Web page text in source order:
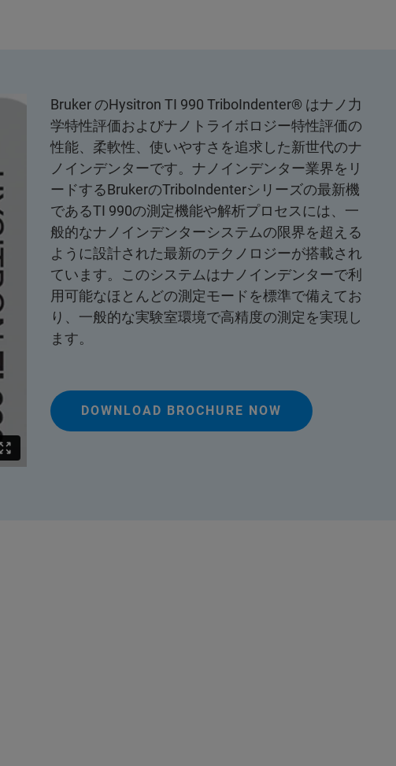
Bruker のHysitron TI 990 TriboIndenter® はナノ力
学特性評価およびナノトライボロジー特性評価の
性能、柔軟性、使いやすさを追求した新世代のナ
ノインデンターです。ナノインデンター業界をリ
ードするBrukerのTriboIndenterシリーズの最新機
であるTI 990の測定機能や解析プロセスには、一
般的なナノインデンターシステムの限界を超える
ように設計された最新のテクノロジーが搭載され
ています。このシステムはナノインデンターで利
用可能なほとんどの測定モードを標準で備えてお
り、一般的な実験室環境で高精度の測定を実現し
ます。
DOWNLOAD BROCHURE NOW